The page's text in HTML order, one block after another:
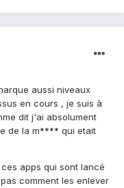
aussi niveaux
en cours , je suis à
dit j'ai absolument
de la m**** qui etait
apps qui sont lancé
comment les enlever